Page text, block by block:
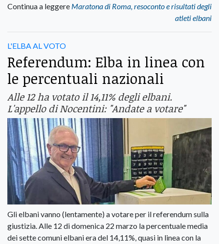
Continua a leggere Maratona di Roma, resoconto e risultati degli
atleti elbani
L'ELBA AL VOTO
Referendum: Elba in linea con
le percentuali nazionali
Alle 12 ha votato il 14,11% degli elbani.
L'appello di Nocentini: "Andate a votare"
Gli elbani vanno (lentamente) a votare per il referendum sulla
giustizia. Alle 12 di domenica 22 marzo la percentuale media
dei sette comuni elbani era del 14,11%, quasi in linea con la